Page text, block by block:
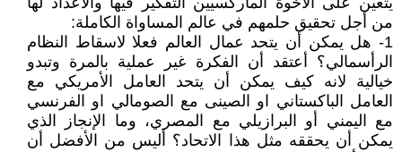
من أجل تحقيق حلمهم في عالم المساواة الكاملة:
1- هل يمكن ‏أن يتحد عمال العالم فعلا لاسقاط النظام
الرأسمالي؟ أعتقد أن الفكرة غير عملية بالمرة وتبدو
خيالية لانه كيف يمكن أن يتحد العامل الأمريكي مع
العامل الباكستاني او الصينى مع الصومالي او الفرنسي
مع اليمني أو البرازيلي مع المصري، وما الإنجاز الذي
يمكن أن يحققه مثل هذا الاتحاد؟ أليس من الأفضل أن